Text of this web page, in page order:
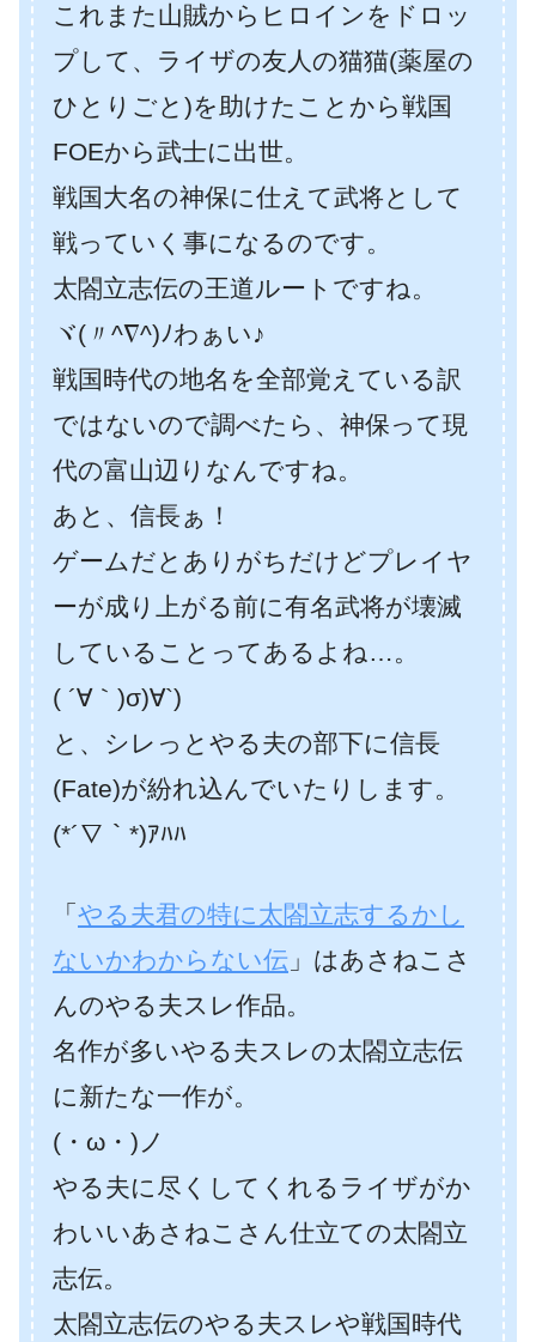
これまた山賊からヒロインをドロッ
プして、ライザの友人の猫猫(薬屋の
ひとりごと)を助けたことから戦国
FOEから武士に出世。
戦国大名の神保に仕えて武将として
戦っていく事になるのです。
太閤立志伝の王道ルートですね。
ヾ(〃^∇^)ﾉわぁい♪
戦国時代の地名を全部覚えている訳
ではないので調べたら、神保って現
代の富山辺りなんですね。
あと、信長ぁ！
ゲームだとありがちだけどプレイヤ
ーが成り上がる前に有名武将が壊滅
していることってあるよね…。
( ´∀｀)σ)∀`)
と、シレっとやる夫の部下に信長
(Fate)が紛れ込んでいたりします。
(*´∇｀*)ｱﾊﾊ
「 やる夫君の特に太閤立志するかし
ないかわからない伝 」はあさねこさ
んのやる夫スレ作品。
名作が多いやる夫スレの太閤立志伝
に新たな一作が。
(・ω・)ノ
やる夫に尽くしてくれるライザがか
わいいあさねこさん仕立ての太閤立
志伝。
太閤立志伝のやる夫スレや戦国時代